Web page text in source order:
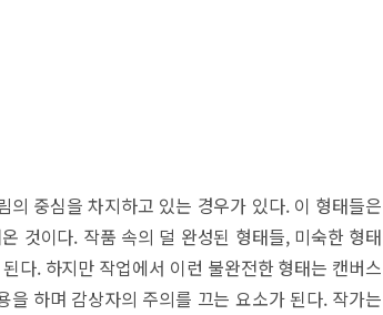
중심을 차지하고 있는 경우가 있다. 이 형태들은
것이다. 작품 속의 덜 완성된 형태들, 미숙한 형태
다. 하지만 작업에서 이런 불완전한 형태는 캔버스
하며 감상자의 주의를 끄는 요소가 된다. 작가는